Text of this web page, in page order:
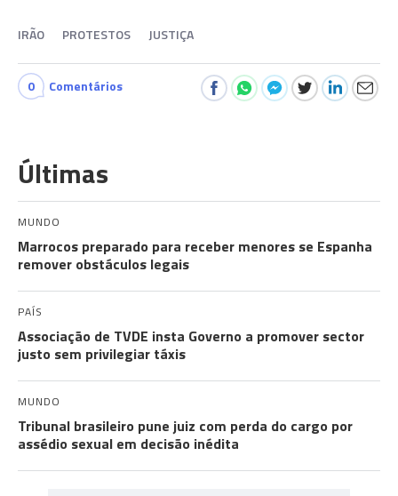
IRÃO PROTESTOS JUSTIÇA
0 Comentários
Últimas
MUNDO
Marrocos preparado para receber menores se Espanha
remover obstáculos legais
PAÍS
Associação de TVDE insta Governo a promover sector
justo sem privilegiar táxis
MUNDO
Tribunal brasileiro pune juiz com perda do cargo por
assédio sexual em decisão inédita